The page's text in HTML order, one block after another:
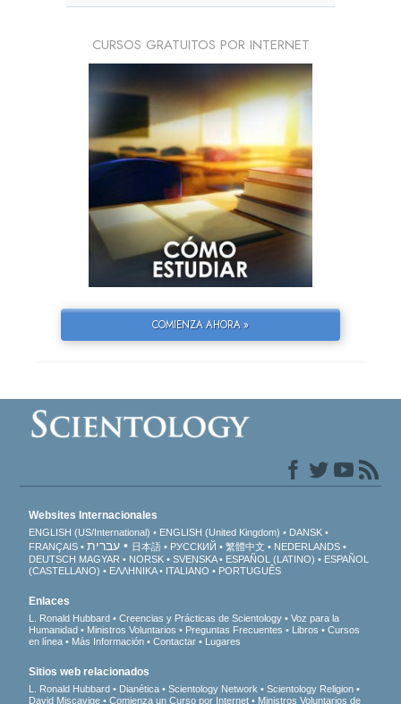
CURSOS GRATUITOS POR INTERNET
COMIENZA AHORA »
Websites Internacionales
ENGLISH (US/International) ENGLISH (United Kingdom)
DANSK
FRANÇAIS
עברית 日本語 РУССКИЙ 繁體中文
NEDERLANDS
DEUTSCH MAGYAR NORSK SVENSKA ESPAÑOL (LATINO)
ESPAÑOL
(CASTELLANO)
ΕΛΛΗΝΙΚA ITALIANO PORTUGUÊS
Enlaces
L. Ronald Hubbard Creencias y Prácticas de Scientology
Voz para la
Humanidad
Ministros Voluntarios Preguntas Frecuentes Libros
Cursos
en línea
Más Información Contactar Lugares
Sitios web relacionados
L. Ronald Hubbard Dianética Scientology Network
Scientology Religion
David Miscavige
Comienza un Curso por Internet Ministros Voluntarios de